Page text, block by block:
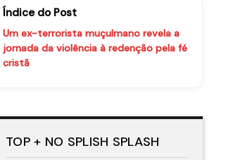
Índice do Post
Um ex-terrorista muçulmano revela a
jornada da violência à redenção pela fé
cristã
TOP + NO SPLISH SPLASH